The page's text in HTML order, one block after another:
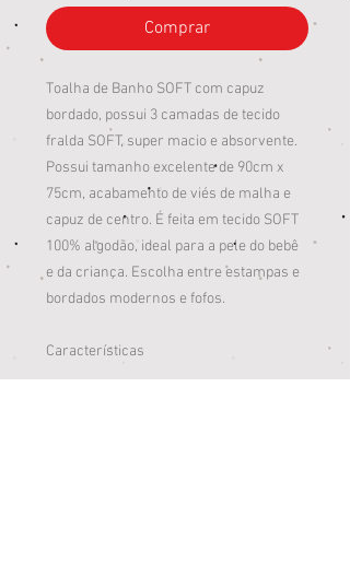
Comprar
Toalha de Banho SOFT com capuz
bordado, possui 3 camadas de tecido
fralda SOFT, super macio e absorvente.
Possui tamanho excelente de 90cm x
75cm, acabamento de viés de malha e
capuz de centro. É feita em tecido SOFT
100% algodão, ideal para a pele do bebê
e da criança. Escolha entre estampas e
bordados modernos e fofos.
Características